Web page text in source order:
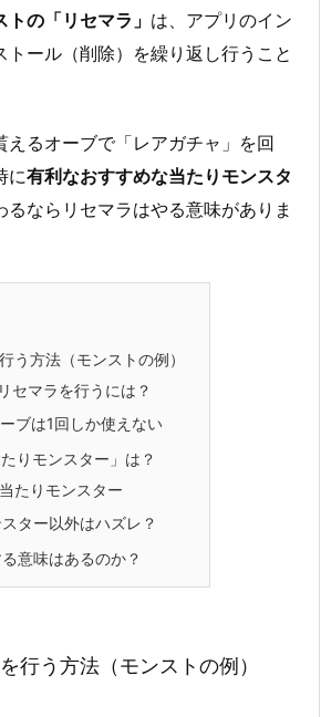
トの「リセマラ」 は、アプリのイン
トール（削除）を繰り返し行うこと
えるオーブで「レアガチャ」を回
に有利なおすすめな当たりモンスタ
るならリセマラはやる意味がありま
う方法（モンストの例）
セマラを行うには？
ブは1回しか使えない
りモンスター」は？
たりモンスター
ター以外はハズレ？
意味はあるのか？
行う方法（モンストの例）